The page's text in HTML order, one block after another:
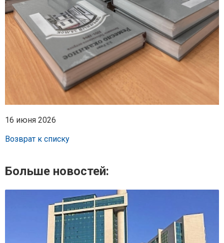
16 июня 2026
Возврат к списку
Больше новостей: